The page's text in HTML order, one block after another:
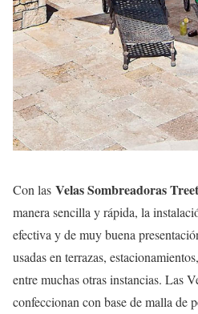
Con las Velas Sombreadoras
manera sencilla y rápida, la
efectiva y de muy buena
usadas en terrazas,
entre muchas otras instancias. Las
confeccionan con base de malla de